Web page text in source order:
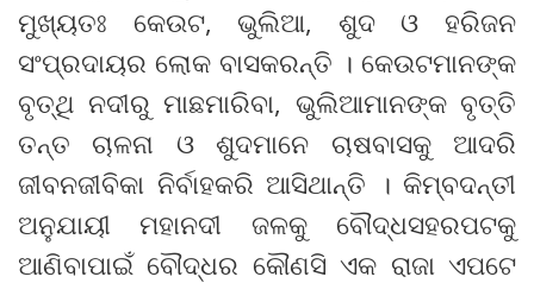
ମୁଖ୍ୟତଃ କେଉଟ, ଭୁଲିଆ, ଶୁଦ ଓ ହରିଜନ
ସଂପ୍ରଦାୟର ଲୋକ ବାସକରନ୍ତି । କେଉଟମାନଙ୍କ
ବୃତ୍ଥି ନଦୀରୁ ମାଛମାରିବା, ଭୁଲିଆମାନଙ୍କ ବୃତ୍ତି
ତନ୍ତ ଚାଳନା ଓ ଶୁଦମାନେ ଚାଷବାସକୁ ଆଦରି
ଜୀବନଜୀବିକା ନିର୍ବାହକରି ଆସିଥାନ୍ତି । କିମ୍ବଦନ୍ତୀ
ଅନୁଯାୟୀ ମହାନଦୀ ଜଳକୁ ବୌଦ୍ଧସହରପଟକୁ
ଆଣିବାପାଇଁ ବୌଦ୍ଧର କୌଣସି ଏକ ରାଜା ଏପଟେ